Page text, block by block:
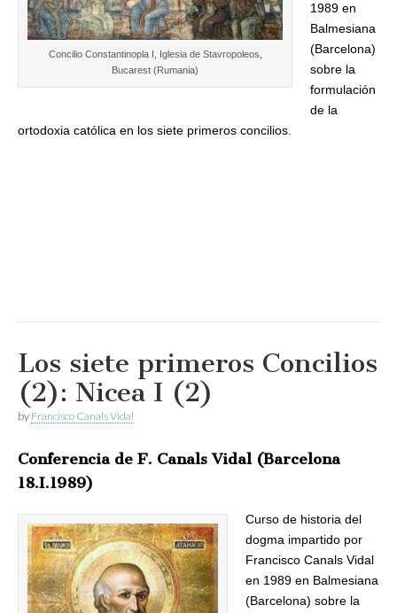
Concilio Constantinopla I, Iglesia de Stavropoleos,
Bucarest (Rumania)
1989 en
Balmesiana
(Barcelona)
sobre la
formulación
de la
ortodoxia católica en los siete primeros concilios.
Los siete primeros Concilios
(2): Nicea I (2)
by Francisco Canals Vidal
Conferencia de F. Canals Vidal (Barcelona
18.I.1989)
Curso de historia del
dogma impartido por
Francisco Canals Vidal
en 1989 en Balmesiana
(Barcelona) sobre la